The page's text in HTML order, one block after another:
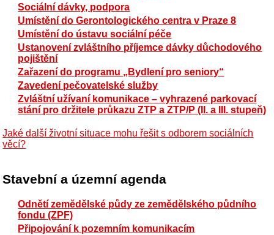
Sociální dávky, podpora
Umístění do Gerontologického centra v Praze 8
Umístění do ústavu sociální péče
Ustanovení zvláštního příjemce dávky důchodového
pojištění
Zařazení do programu „Bydlení pro seniory“
Zavedení pečovatelské služby
Zvláštní užívaní komunikace – vyhrazené parkovací
stání pro držitele průkazu ZTP a ZTP/P (II. a III. stupeň)
Jaké další životní situace mohu řešit s odborem sociálních
věcí?
Stavební a územní agenda
Odnětí zemědělské půdy ze zemědělského půdního
fondu (ZPF)
Připojování k pozemním komunikacím